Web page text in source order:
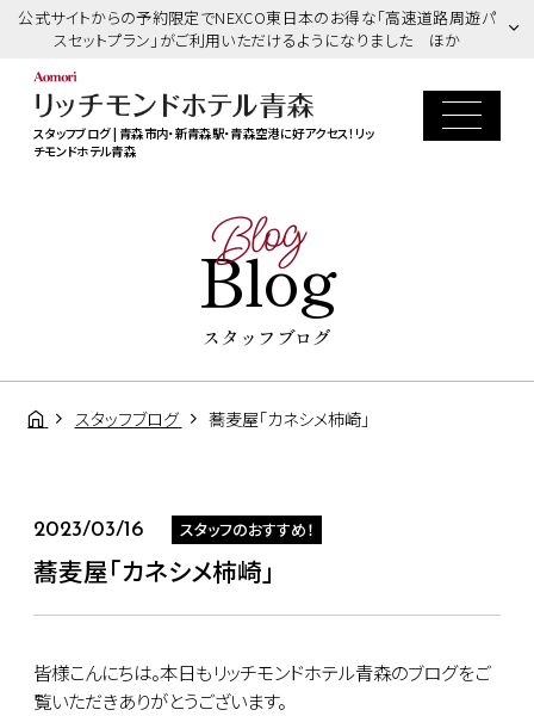
公式サイトからの予約限定でNEXCO東日本のお得な「高速道路周遊パ
スセットプラン」がご利用いただけるようになりました ほか
スタッフブログ | 青森市内・新青森駅・青森空港に好アクセス！リッ
チモンドホテル青森
Blog
Blog
スタッフブログ
スタッフブログ 蕎麦屋「カネシメ柿崎」
2023/03/16 スタッフのおすすめ！
蕎麦屋「カネシメ柿崎」
皆様こんにちは。本日もリッチモンドホテル青森のブログをご
覧いただきありがとうございます。